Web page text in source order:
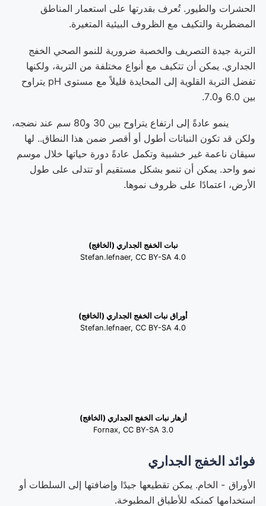
الحشرات والطيور. تُعرف بقدرتها على استعمار المناطق
المضطربة والتكيف مع الظروف البيئية المتغيرة.
التربة جيدة التصريف والخصبة ضرورية للنمو الصحي الخفج
الجداري. يمكن أن تتكيف مع أنواع مختلفة من التربة، ولكنها
تفضل التربة القلوية إلى المحايدة قليلاً مع مستوى pH يتراوح
بين 6.0 و7.0.
ينمو عادةً إلى ارتفاع يتراوح بين 30 و80 سم عند نضجه،
ولكن قد تكون النباتات أطول أو أقصر ضمن هذا النطاق.. لها
سيقان ناعمة غير خشبية وتكمل عادةً دورة حياتها خلال موسم
نمو واحد. يمكن أن تنمو بشكل مستقيم أو تتدلى على طول
الأرض، اعتمادًا على ظروف نموها.
نبات الخفج الجداري (الخافج)
Stefan.lefnaer, CC BY-SA 4.0
أوراق نبات الخفج الجداري (الخافج)
Stefan.lefnaer, CC BY-SA 4.0
أزهار نبات الخفج الجداري (الخافج)
Fornax, CC BY-SA 3.0
فوائد الخفج الجداري
الأوراق - الخام. يمكن تقطيعها جيدًا وإضافتها إلى السلطات أو
استخدامها كمنكه للأطباق المطبوخة.